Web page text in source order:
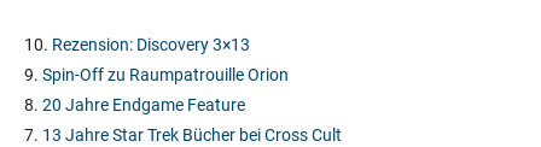
10. Rezension: Discovery 3×13
9. Spin-Off zu Raumpatrouille Orion
8. 20 Jahre Endgame Feature
7. 13 Jahre Star Trek Bücher bei Cross Cult